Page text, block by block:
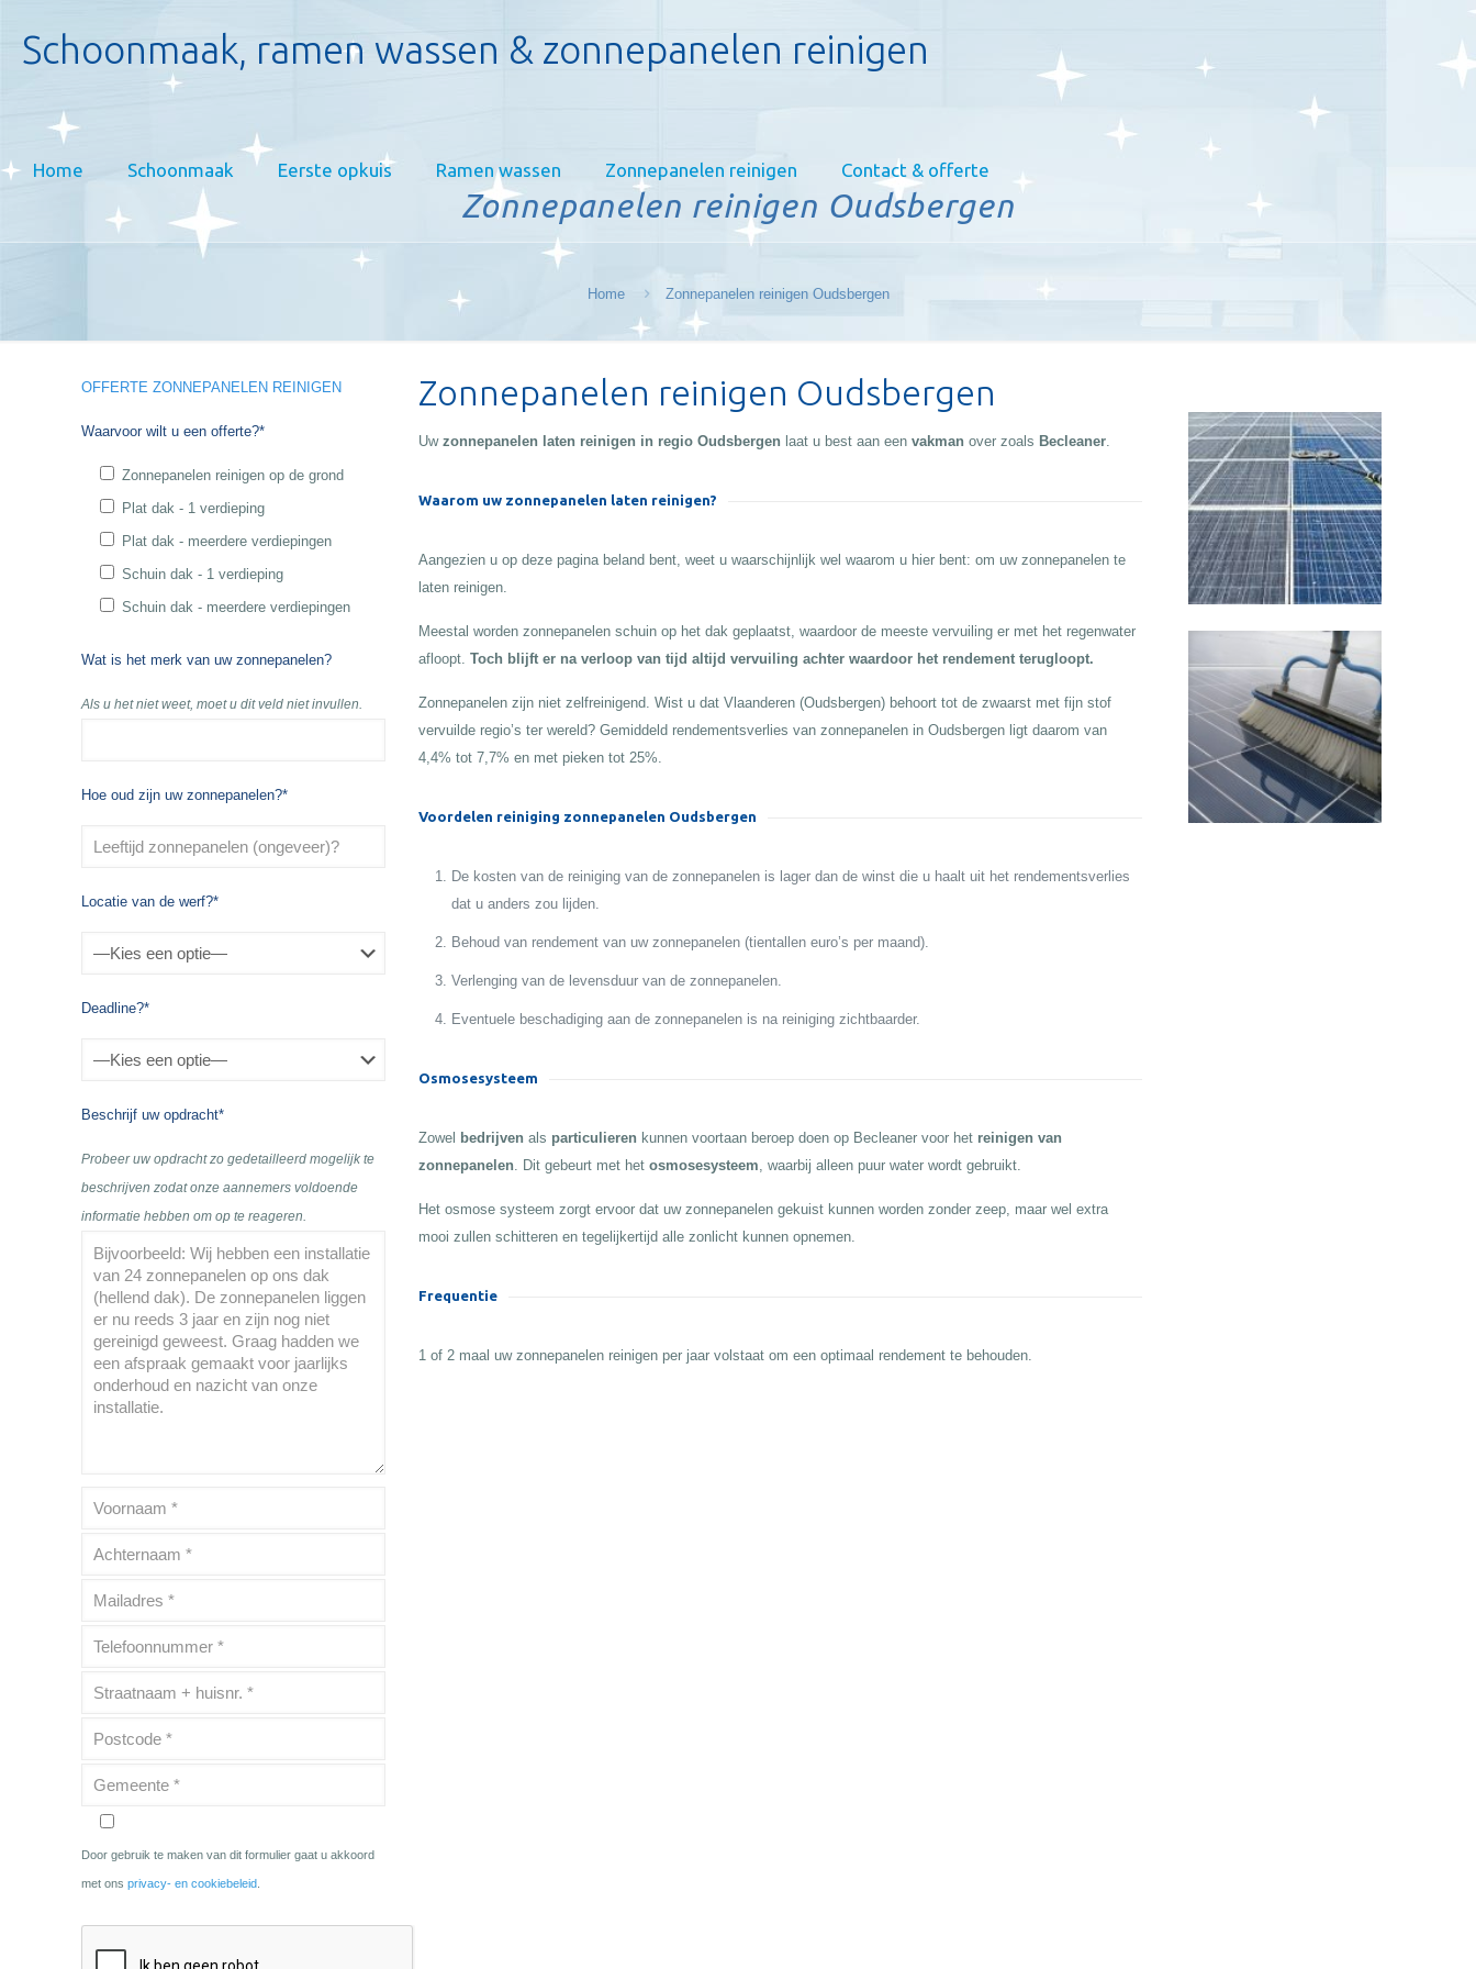
Schoonmaak, ramen wassen & zonnepanelen reinigen
Home Schoonmaak Eerste opkuis Ramen wassen Zonnepanelen reinigen Contact & offerte
Zonnepanelen reinigen Oudsbergen
Home Zonnepanelen reinigen Oudsbergen
OFFERTE ZONNEPANELEN REINIGEN
Waarvoor wilt u een offerte?*
Zonnepanelen reinigen op de grond
Plat dak - 1 verdieping
Plat dak - meerdere verdiepingen
Schuin dak - 1 verdieping
Schuin dak - meerdere verdiepingen
Wat is het merk van uw zonnepanelen?
Als u het niet weet, moet u dit veld niet invullen.
Hoe oud zijn uw zonnepanelen?*
Locatie van de werf?*
Deadline?*
Beschrijf uw opdracht*
Probeer uw opdracht zo gedetailleerd mogelijk te
beschrijven zodat onze aannemers voldoende
informatie hebben om op te reageren.
Door gebruik te maken van dit formulier gaat u akkoord
met onsprivacy- en cookiebeleid
Zonnepanelen reinigen Oudsbergen
Uw zonnepanelen laten reinigen in regio Oudsbergen laat u best aan een vakman over zoals Becleaner.
Waarom uw zonnepanelen laten reinigen?
Aangezien u op deze pagina beland bent, weet u waarschijnlijk wel waarom u hier bent: om uw zonnepanelen te
laten reinigen.
Meestal worden zonnepanelen schuin op het dak geplaatst, waardoor de meeste vervuiling er met het regenwater
afloopt. Toch blijft er na verloop van tijd altijd vervuiling achter waardoor het rendement terugloopt.
Zonnepanelen zijn niet zelfreinigend. Wist u dat Vlaanderen (Oudsbergen) behoort tot de zwaarst met fijn stof
vervuilde regio’s ter wereld? Gemiddeld rendementsverlies van zonnepanelen in Oudsbergen ligt daarom van
4,4% tot 7,7% en met pieken tot 25%.
Voordelen reiniging zonnepanelen Oudsbergen
De kosten van de reiniging van de zonnepanelen is lager dan de winst die u haalt uit het rendementsverlies
dat u anders zou lijden.
Behoud van rendement van uw zonnepanelen (tientallen euro’s per maand).
Verlenging van de levensduur van de zonnepanelen.
Eventuele beschadiging aan de zonnepanelen is na reiniging zichtbaarder.
Osmosesysteem
Zowel bedrijven als particulieren kunnen voortaan beroep doen op Becleaner voor het reinigen van
zonnepanelen. Dit gebeurt met het osmosesysteem, waarbij alleen puur water wordt gebruikt.
Het osmose systeem zorgt ervoor dat uw zonnepanelen gekuist kunnen worden zonder zeep, maar wel extra
mooi zullen schitteren en tegelijkertijd alle zonlicht kunnen opnemen.
Frequentie
1 of 2 maal uw zonnepanelen reinigen per jaar volstaat om een optimaal rendement te behouden.